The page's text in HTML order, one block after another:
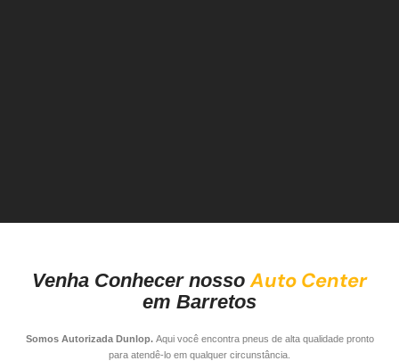
Venha Conhecer nosso Auto Center
em Barretos
Somos Autorizada Dunlop. Aqui você encontra pneus de alta qualidade pronto
para atendê-lo em qualquer circunstância.